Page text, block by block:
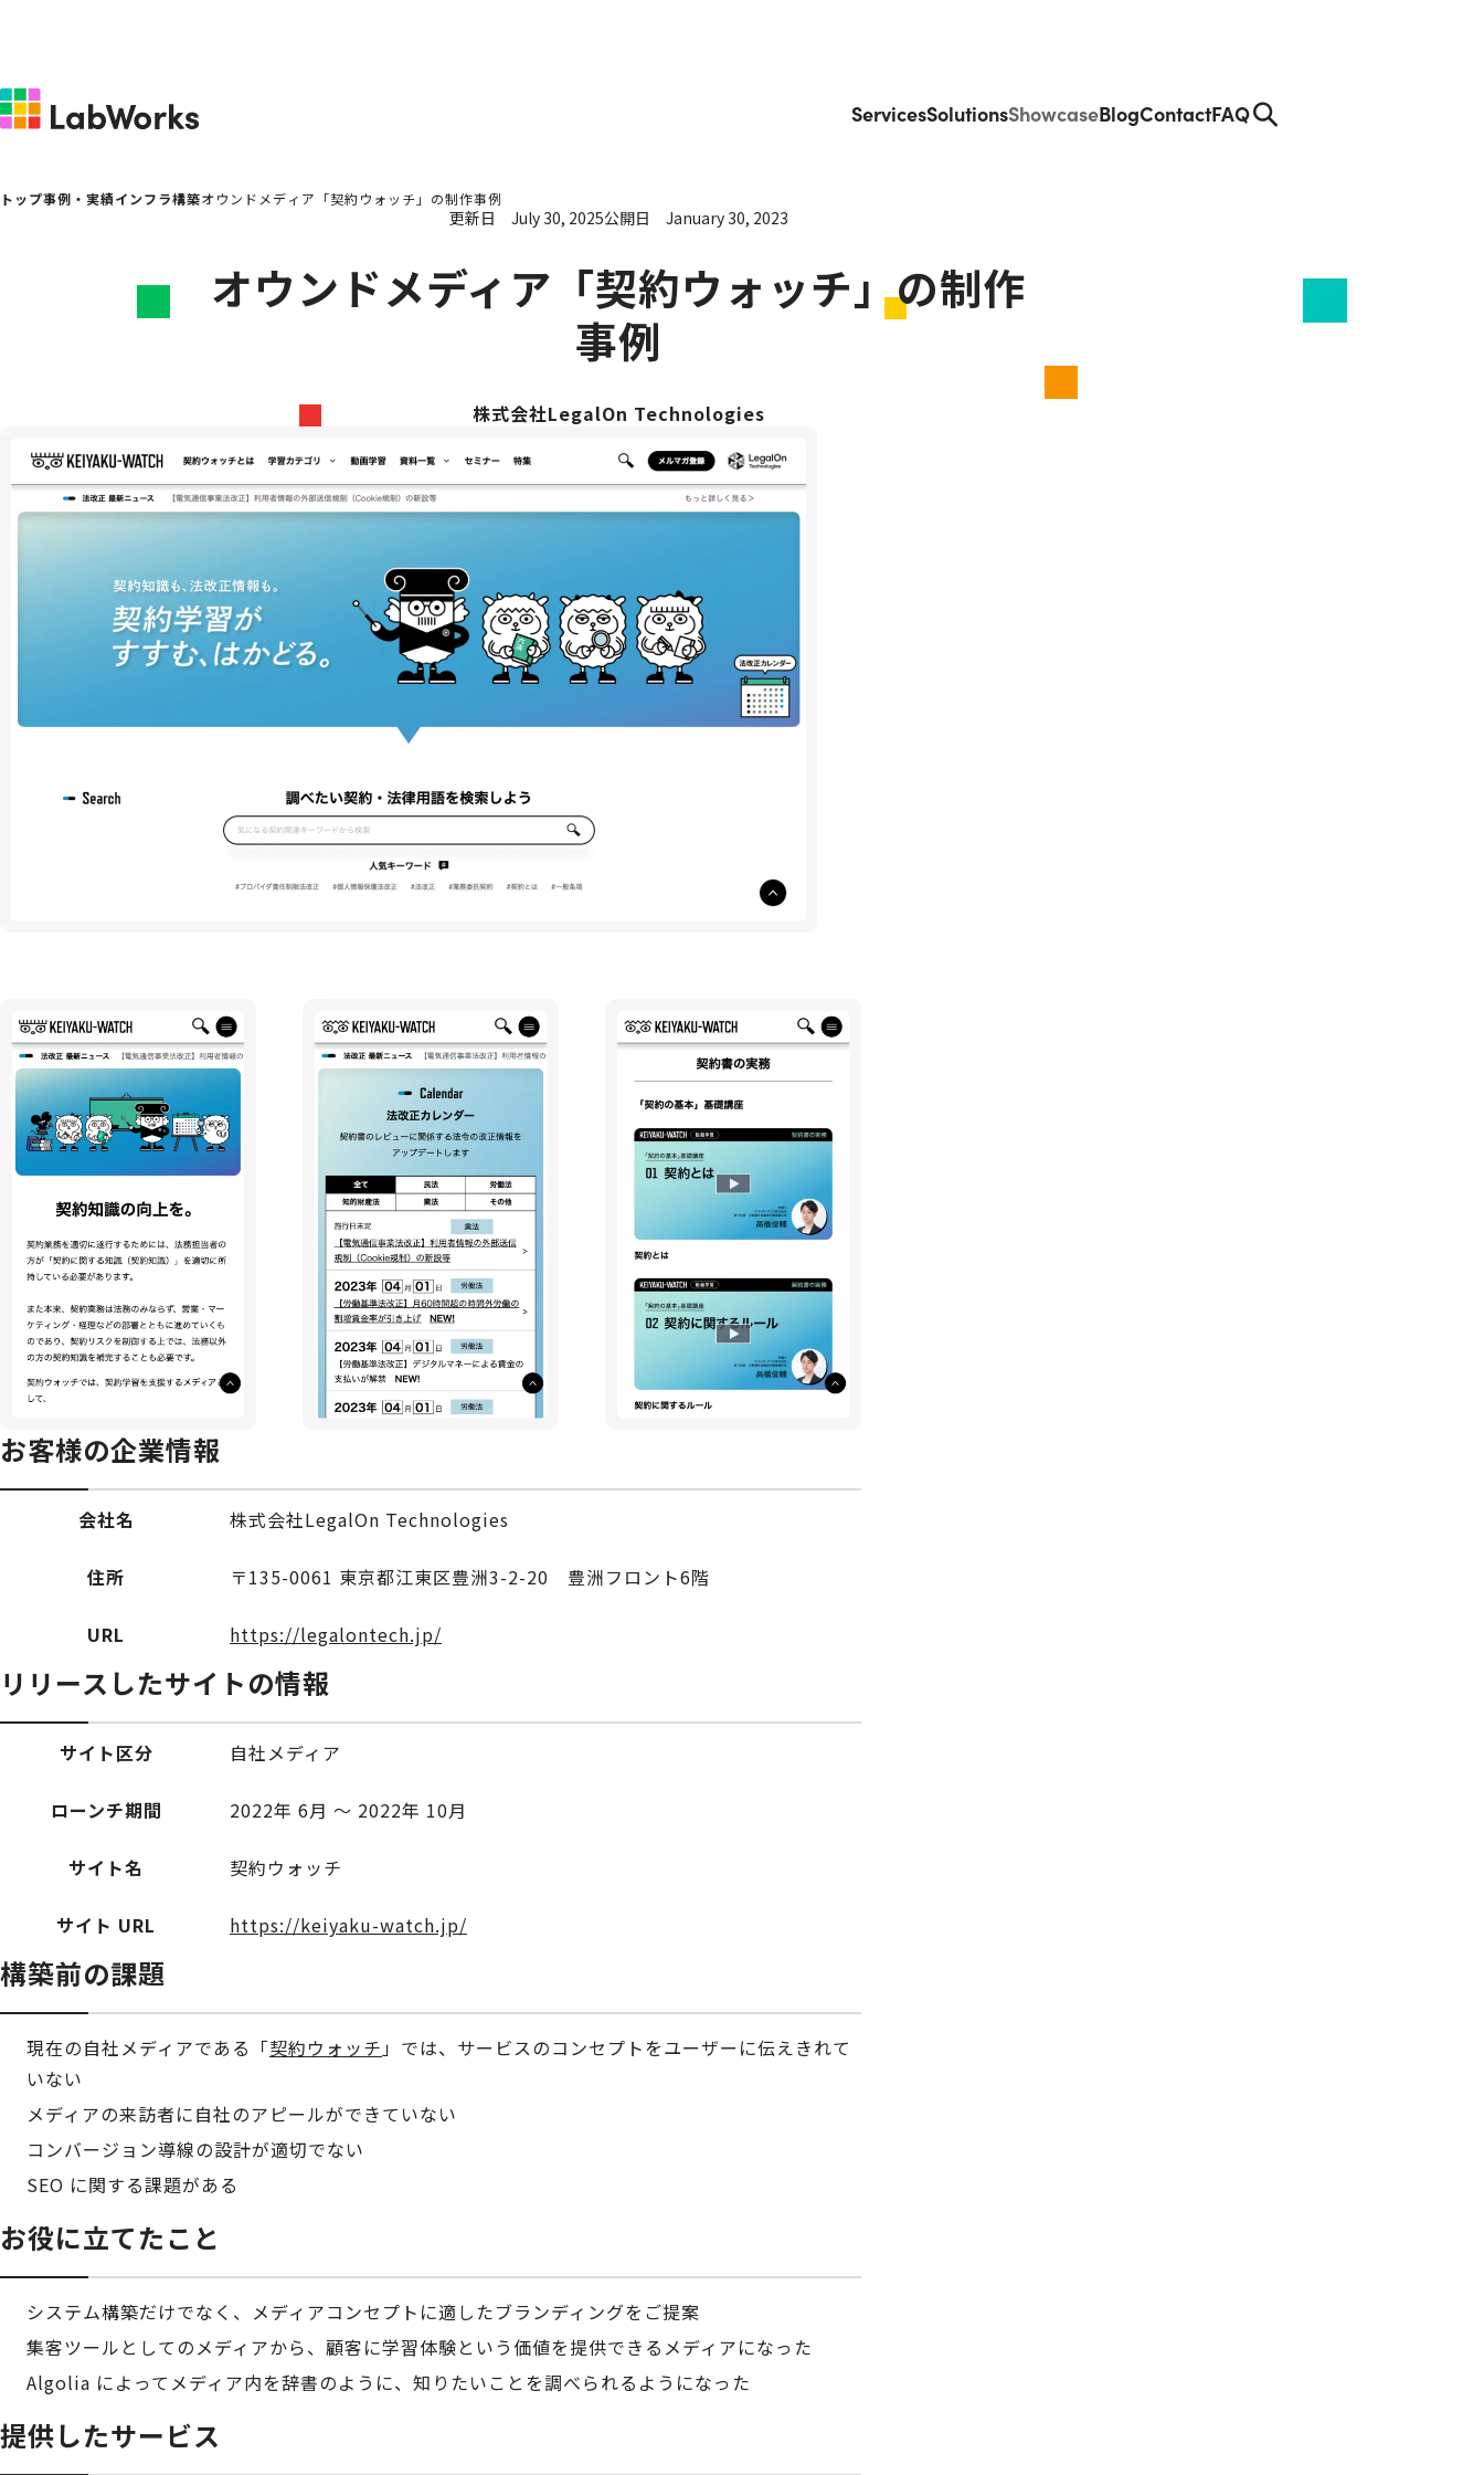
ServicesSolutionsShowcaseBlogContactFAQ
トップ事例・実績インフラ構築オウンドメディア「契約ウォッチ」の制作事例
更新日 July 30, 2025公開日 January 30, 2023
オウンドメディア「契約ウォッチ」の制作
事例
株式会社LegalOn Technologies
お客様の企業情報
会社名 株式会社LegalOn Technologies
住所 〒135-0061 東京都江東区豊洲3-2-20 豊洲フロント6階
URL https://legalontech.jp/
リリースしたサイトの情報
サイト区分 自社メディア
ローンチ期間 2022年 6月 〜 2022年 10月
サイト名 契約ウォッチ
サイト URL https://keiyaku-watch.jp/
構築前の課題
現在の自社メディアである「契約ウォッチ」では、サービスのコンセプトをユーザーに伝えきれて
いない
メディアの来訪者に自社のアピールができていない
コンバージョン導線の設計が適切でない
SEO に関する課題がある
お役に立てたこと
システム構築だけでなく、メディアコンセプトに適したブランディングをご提案
集客ツールとしてのメディアから、顧客に学習体験という価値を提供できるメディアになった
Algolia によってメディア内を辞書のように、知りたいことを調べられるようになった
提供したサービス